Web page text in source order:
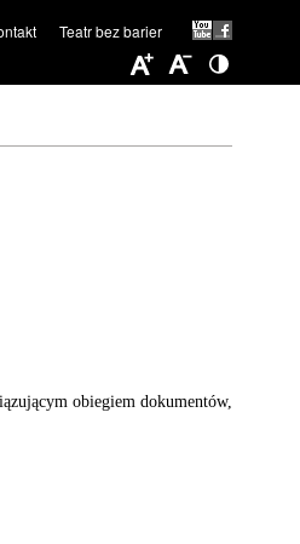
Teatr bez barier
obiegiem dokumentów,